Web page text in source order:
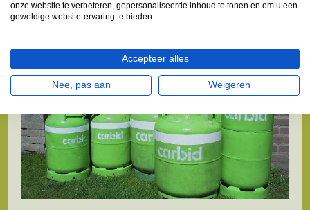
onze website te verbeteren, gepersonaliseerde inhoud te tonen en om u een
geweldige website-ervaring te bieden.
Accepteer alles
Nee, pas aan Weigeren